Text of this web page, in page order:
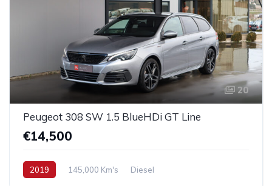
20
Peugeot 308 SW 1.5 BlueHDi GT Line
€14,500
2019 145,000 Km's Diesel